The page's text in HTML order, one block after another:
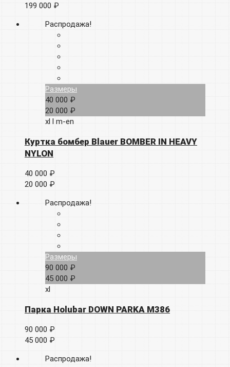
199 000 ₽
Распродажа!
Размеры
40 000 ₽
20 000 ₽
xl l m-en
Куртка бомбер Blauer BOMBER IN HEAVY
NYLON
40 000 ₽
20 000 ₽
Распродажа!
Размеры
90 000 ₽
45 000 ₽
xl
Парка Holubar DOWN PARKA M386
90 000 ₽
45 000 ₽
Распродажа!